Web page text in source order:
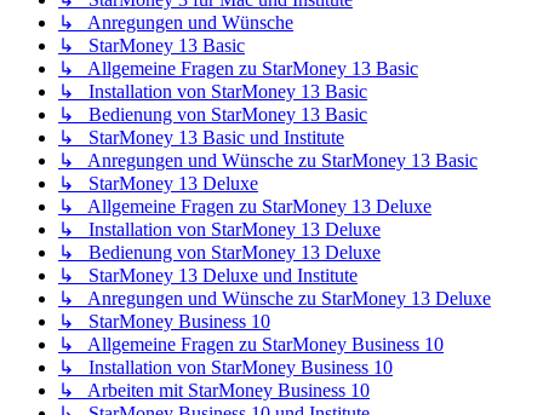
↳ Anregungen und Wünsche
↳ StarMoney 13 Basic
↳ Allgemeine Fragen zu StarMoney 13 Basic
↳ Installation von StarMoney 13 Basic
↳ Bedienung von StarMoney 13 Basic
↳ StarMoney 13 Basic und Institute
↳ Anregungen und Wünsche zu StarMoney 13 Basic
↳ StarMoney 13 Deluxe
↳ Allgemeine Fragen zu StarMoney 13 Deluxe
↳ Installation von StarMoney 13 Deluxe
↳ Bedienung von StarMoney 13 Deluxe
↳ StarMoney 13 Deluxe und Institute
↳ Anregungen und Wünsche zu StarMoney 13 Deluxe
↳ StarMoney Business 10
↳ Allgemeine Fragen zu StarMoney Business 10
↳ Installation von StarMoney Business 10
↳ Arbeiten mit StarMoney Business 10